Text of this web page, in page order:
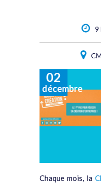
02
décembre
9
Chaque mois, la